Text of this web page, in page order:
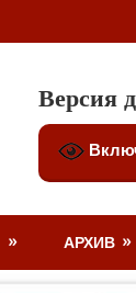
Версия
АРХИВ